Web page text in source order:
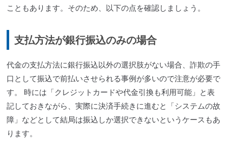
こともあります。そのため、以下の点を確認しましょう。
支払方法が銀行振込のみの場合
代金の支払方法に銀行振込以外の選択肢がない場合、詐欺の手
口として振込で前払いさせられる事例が多いので注意が必要で
す。 時には「クレジットカードや代金引換も利用可能」と表
記しておきながら、実際に決済手続きに進むと「システムの故
障」などとして結局は振込しか選択できないというケースもあ
ります。